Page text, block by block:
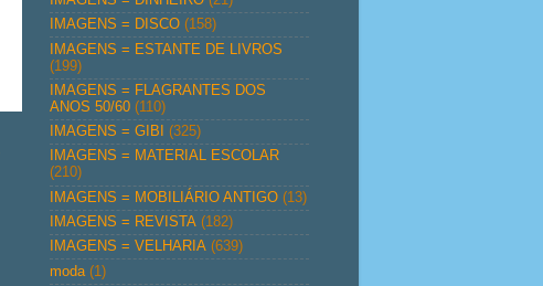
IMAGENS = DISCO (158)
IMAGENS = ESTANTE DE LIVROS
(199)
IMAGENS = FLAGRANTES DOS
ANOS 50/60 (110)
IMAGENS = GIBI
(325)
IMAGENS = MATERIAL ESCOLAR
(210)
IMAGENS = MOBILIÁRIO ANTIGO (13)
IMAGENS = REVISTA (182)
IMAGENS = VELHARIA (639)
moda (1)